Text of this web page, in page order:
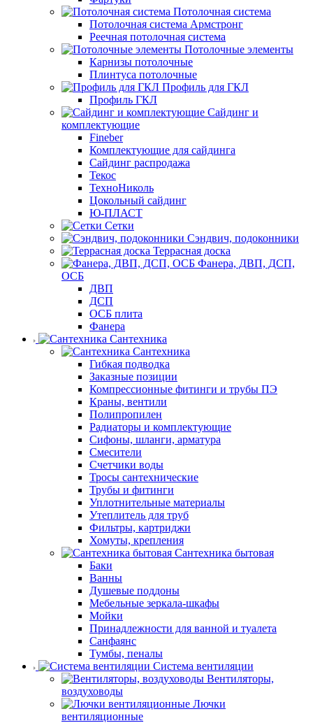
Потолочная система
Потолочная система Армстронг
Реечная потолочная система
Потолочные элементы
Карнизы потолочные
Плинтуса потолочные
Профиль для ГКЛ
Профиль ГКЛ
Сайдинг и
комплектующие
Fineber
Комплектующие для сайдинга
Сайдинг распродажа
Текос
ТехноНиколь
Цокольный сайдинг
Ю-ПЛАСТ
Сетки
Сэндвич, подоконники
Террасная доска
Фанера, ДВП, ДСП,
ОСБ
ДВП
ДСП
ОСБ плита
Фанера
Сантехника
Сантехника
Гибкая подводка
Заказные позиции
Компрессионные фитинги и трубы ПЭ
Краны, вентили
Полипропилен
Радиаторы и комплектующие
Сифоны, шланги, арматура
Смесители
Счетчики воды
Тросы сантехнические
Трубы и фитинги
Уплотнительные материалы
Утеплитель для труб
Фильтры, картриджи
Хомуты, крепления
Сантехника бытовая
Баки
Ванны
Душевые поддоны
Мебельные зеркала-шкафы
Мойки
Принадлежности для ванной и туалета
Санфаянс
Тумбы, пеналы
Система вентиляции
Вентиляторы,
воздуховоды
Лючки
вентиляционные